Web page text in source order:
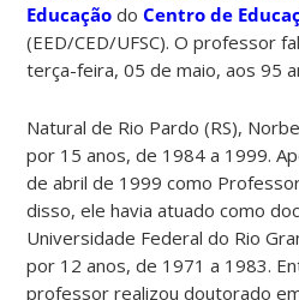
Educação doCentro de
(EED/CED/UFSC). O professor
terça-feira, 05 de maio, aos 95
Natural de Rio Pardo (RS),
por 15 anos, de 1984 a 1999.
de abril de 1999 como
disso, ele havia atuado como
Universidade Federal do Rio
por 12 anos, de 1971 a 1983.
professor realizou doutorado